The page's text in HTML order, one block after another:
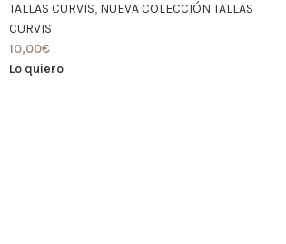
TALLAS CURVIS, NUEVA COLECCIÓN TALLAS
CURVIS
10,00€
Lo quiero